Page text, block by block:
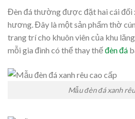
Đèn đá thường được đặt hai cái đối
hương. Đây là một sản phẩm thờ
trang trí cho khuôn viên của khu
mỗi gia đình có thể thay thếđèn đá
Mẫu đèn đá xanh